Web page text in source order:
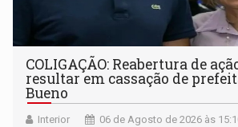
COLIGAÇÃO: Reabertura de
resultar em cassação de
Bueno
Interior 06 de Agosto de 2026 às